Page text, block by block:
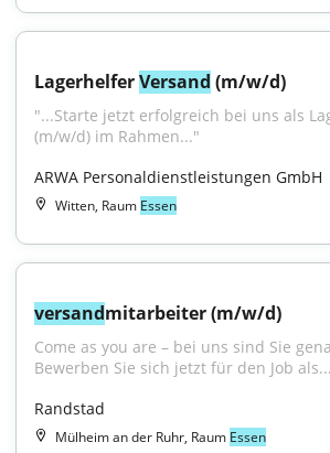
Lagerhelfer Versand (m/w/d)
"...Starte jetzt erfolgreich bei uns als
(m/w/d) im Rahmen..."
ARWA Personaldienstleistungen GmbH
Witten, Raum Essen
versandmitarbeiter (m/w/d)
Come as you are – bei uns sind Sie
Bewerben Sie sich jetzt für den Job als...
Randstad
Mülheim an der Ruhr, Raum Essen